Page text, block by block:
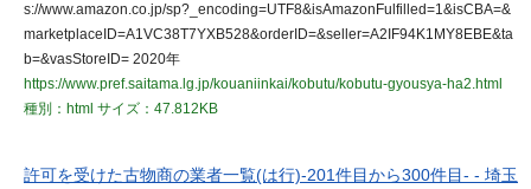
s://www.amazon.co.jp/sp?_encoding=UTF8&isAmazonFulfilled=1&isCBA=&
marketplaceID=A1VC38T7YXB528&orderID=&seller=A2IF94K1MY8EBE&ta
b=&vasStoreID= 2020年
https://www.pref.saitama.lg.jp/kouaniinkai/kobutu/kobutu-gyousya-ha2.html
種別：html サイズ：47.812KB
許可を受けた古物商の業者一覧(は行)-201件目から300件目- - 埼玉